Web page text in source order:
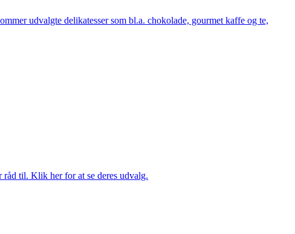
udvalgte delikatesser som bl.a. chokolade, gourmet kaffe og te,
til. Klik her for at se deres udvalg.